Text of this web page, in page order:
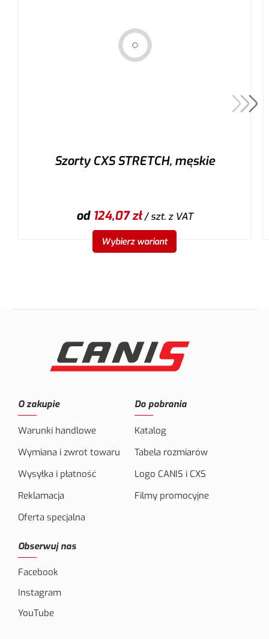
Szorty CXS STRETCH, męskie
od 124,07zł/ szt.z VAT
Wybierz wariant
O zakupie
Warunki handlowe
Wymiana i zwrot towaru
Wysyłka i płatność
Reklamacja
Oferta specjalna
Do pobrania
Katalog
Tabela rozmiarów
Logo CANIS i CXS
Filmy promocyjne
Obserwuj nas
Facebook
Instagram
YouTube